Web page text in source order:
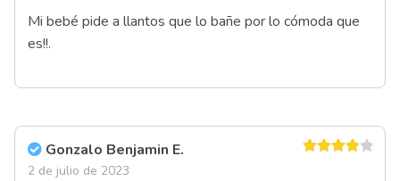
Mi bebé pide a llantos que lo bañe por lo cómoda que
es!!.
Gonzalo Benjamin E.
2 de julio de 2023